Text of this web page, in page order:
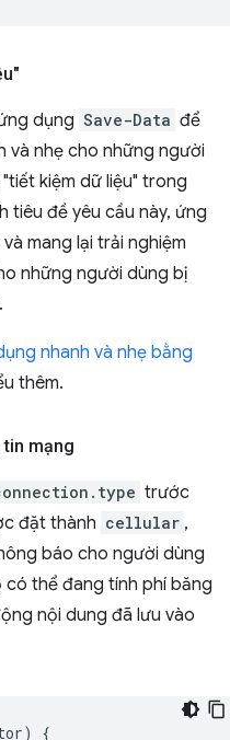
dụng Save-Data để
và nhẹ cho những người
kiệm dữ liệu" trong
tiêu đề yêu cầu này, ứng
mang lại trải nghiệm
những người dùng bị
nhanh và nhẹ bằng
thêm.
mạng
trước
đặt thành cellular ,
báo cho người dùng
thể đang tính phí băng
nội dung đã lưu vào
) {